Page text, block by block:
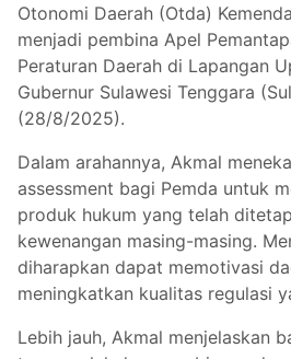
Otonomi Daerah (Otda)
menjadi pembina Apel
Peraturan Daerah di Lapangan
Gubernur Sulawesi Tenggara
(28/8/2025).
Dalam arahannya, Akmal
assessment bagi Pemda untuk
produk hukum yang telah
kewenangan masing-masing.
diharapkan dapat memotivasi
meningkatkan kualitas regulasi
Lebih jauh, Akmal menjelaskan